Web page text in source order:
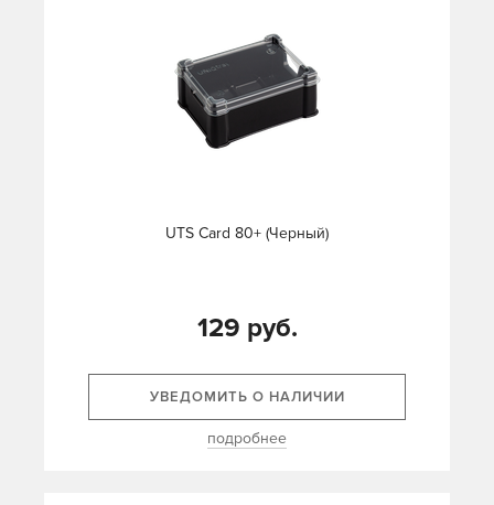
UTS Card 80+ (Черный)
129 руб.
УВЕДОМИТЬ О НАЛИЧИИ
подробнее